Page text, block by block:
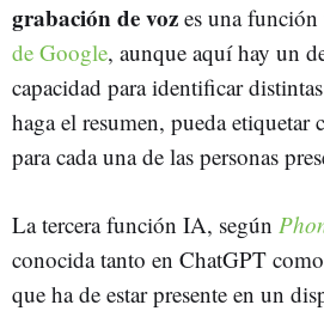
grabación de voz es una función
de Google, aunque aquí hay un
capacidad para identificar
haga el resumen, pueda etiquetar
para cada una de las personas
La tercera función IA, según
conocida tanto en ChatGPT
que ha de estar presente en un